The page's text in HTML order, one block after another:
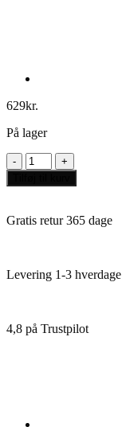
629kr.
På lager
Dominant
Species
antal
Gratis retur 365 dage
Levering 1-3 hverdage
4,8 på Trustpilot